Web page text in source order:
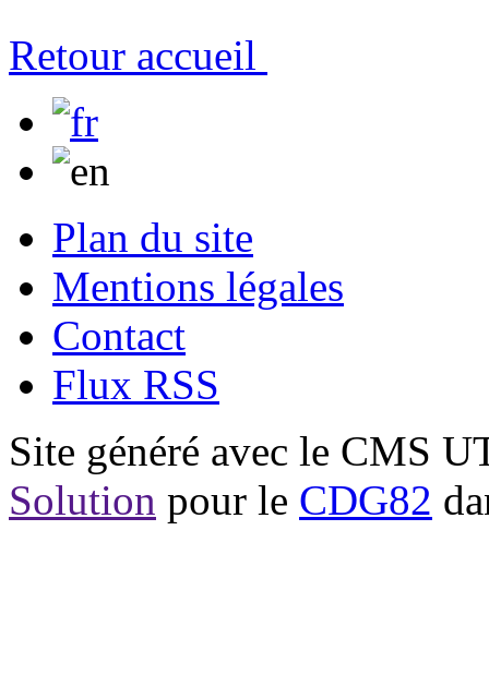
Retour accueil
Plan du site
Mentions légales
Contact
Flux RSS
Site généré avec le CMS
Solution pour le CDG82